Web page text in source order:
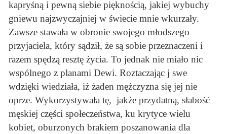
kapryśną i pewną siebie pięknością, jakiej wybuchy
gniewu najzwyczajniej w świecie mnie wkurzały.
Zawsze stawała w obronie swojego młodszego
przyjaciela, który sądził, że są sobie przeznaczeni i
razem spędzą resztę życia. To jednak nie miało nic
wspólnego z planami Dewi. Roztaczając j swe
wdzięki wiedziała, iż żaden mężczyzna się jej nie
oprze. Wykorzystywała tę, jakże przydatną, słabość
męskiej części społeczeństwa, ku krytyce wielu
kobiet, oburzonych brakiem poszanowania dla